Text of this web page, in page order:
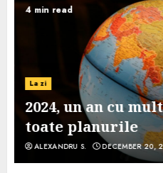
4 min read
La zi
2024, un an cu
toate planurile
ALEXANDRU S. DECEMBER 20,